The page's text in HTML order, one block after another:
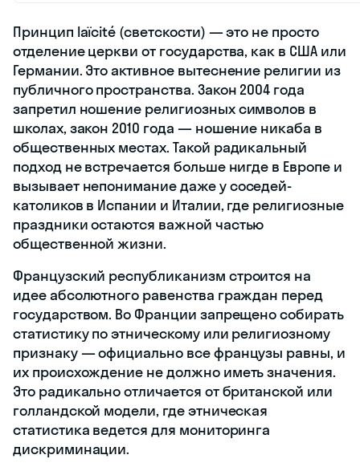
Принцип laïcité (светскости) — это не просто
отделение церкви от государства, как в США или
Германии. Это активное вытеснение религии из
публичного пространства. Закон 2004 года
запретил ношение религиозных символов в
школах, закон 2010 года — ношение никаба в
общественных местах. Такой радикальный
подход не встречается больше нигде в Европе и
вызывает непонимание даже у соседей-
католиков в Испании и Италии, где религиозные
праздники остаются важной частью
общественной жизни.
Французский республиканизм строится на
идее абсолютного равенства граждан перед
государством. Во Франции запрещено собирать
статистику по этническому или религиозному
признаку — официально все французы равны, и
их происхождение не должно иметь значения.
Это радикально отличается от британской или
голландской модели, где этническая
статистика ведется для мониторинга
дискриминации.